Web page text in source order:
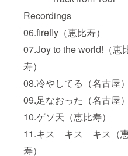
Recordings
06.firefly（恵比寿）
07.Joy to the world!（恵
寿）
08.冷やしてる（名古屋）
09.足なおった（名古屋）
10.ゲソ天（恵比寿）
11.キス キス キス（
寿）